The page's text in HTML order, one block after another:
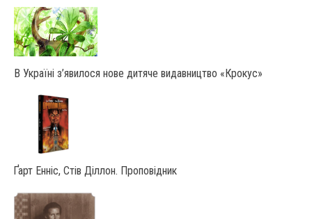
В Україні з’явилося нове дитяче видавництво «Крокус»
Ґарт Енніс, Стів Діллон. Проповідник